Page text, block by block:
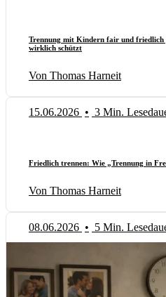
Trennung mit Kindern fair und friedlich
wirklich schützt
Von Thomas Harneit
15.06.2026 • 3 Min.
Friedlich trennen: Wie „Trennung in
Von Thomas Harneit
08.06.2026 • 5 Min.